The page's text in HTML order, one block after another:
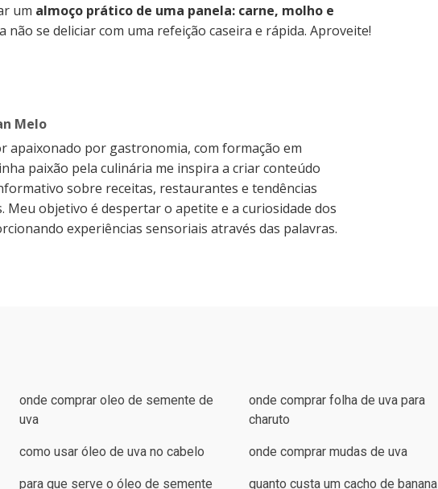
um almoço prático de uma panela: carne, molho e
não se deliciar com uma refeição caseira e rápida. Aproveite!
Melo
apaixonado por gastronomia, com formação em
paixão pela culinária me inspira a criar conteúdo
sobre receitas, restaurantes e tendências
Meu objetivo é despertar o apetite e a curiosidade dos
experiências sensoriais através das palavras.
onde comprar oleo de semente de
uva
onde comprar folha de uva para
charuto
como usar óleo de uva no cabelo onde comprar mudas de uva
para que serve o óleo de semente quanto custa um cacho de banana